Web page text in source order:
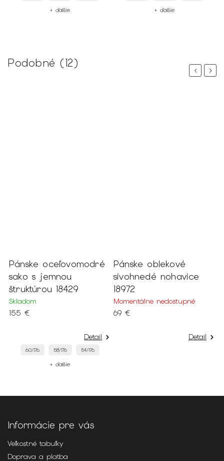
+ ďalšie + ďalšie
Podobné (12)
Previous
Pánske oceľovomodré
sako s jemnou
štruktúrou 18429
Skladom
155 €
Detail
60/176 58/176 54/176
+ ďalšie
Pánske oblekové
sivohnedé nohavice
18972
Momentálne nedostupné
69 €
Detail
Next
Informácie pre vás
Veľkostné tabuľky
Doprava a platba